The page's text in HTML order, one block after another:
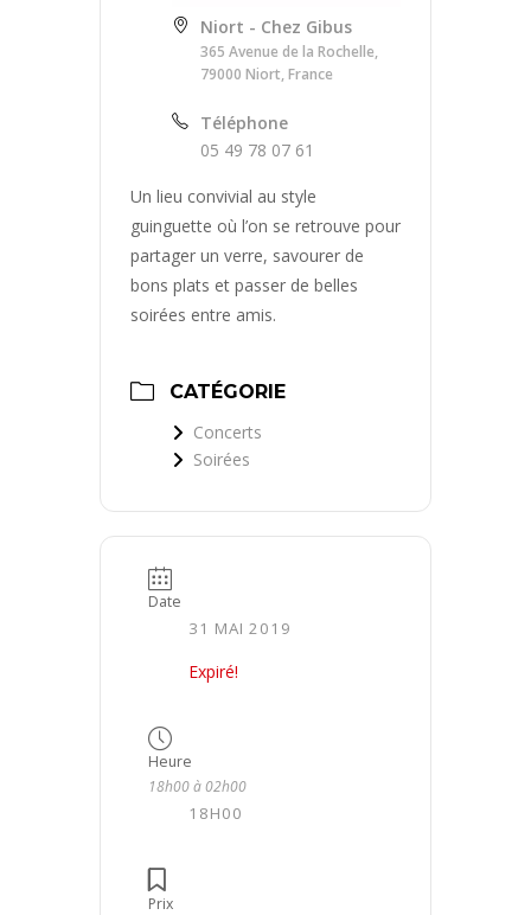
Niort - Chez Gibus
365 Avenue de la Rochelle,
79000 Niort, France
Téléphone
05 49 78 07 61
Un lieu convivial au style
guinguette où l’on se retrouve pour
partager un verre, savourer de
bons plats et passer de belles
soirées entre amis.
CATÉGORIE
Concerts
Soirées
Date
31 MAI 2019
Expiré!
Heure
18h00 à 02h00
18H00
Prix